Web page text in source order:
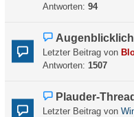
Antworten: 94
Letzter Beitrag von
Antworten: 1507
Plauder-
Letzter Beitrag von